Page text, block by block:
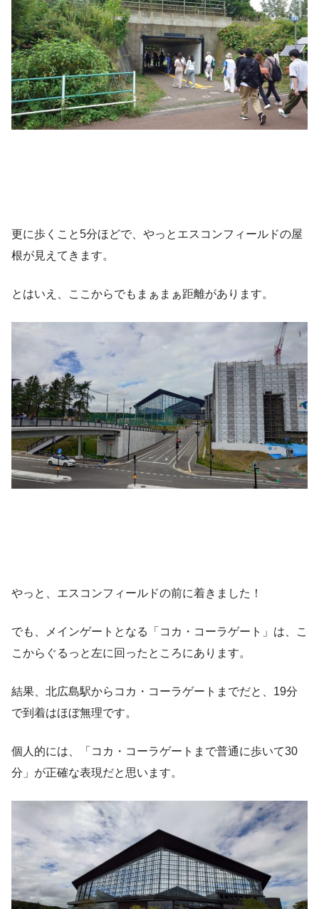
更に歩くこと5分ほどで、やっとエスコンフィールドの屋
根が見えてきます。
とはいえ、ここからでもまぁまぁ距離があります。
やっと、エスコンフィールドの前に着きました！
でも、メインゲートとなる「コカ・コーラゲート」は、こ
こからぐるっと左に回ったところにあります。
結果、北広島駅からコカ・コーラゲートまでだと、19分
で到着はほぼ無理です。
個人的には、「コカ・コーラゲートまで普通に歩いて30
分」が正確な表現だと思います。